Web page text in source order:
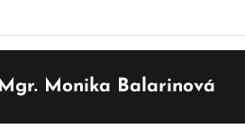
Mgr. Monika Balarinová